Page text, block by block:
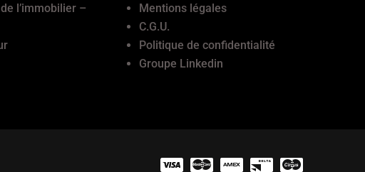
l’immobilier –
Mentions légales
C.G.U.
Politique de confidentialité
Groupe Linkedin